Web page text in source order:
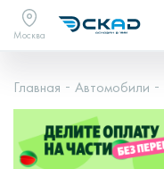
Москва
Главная Автомобили